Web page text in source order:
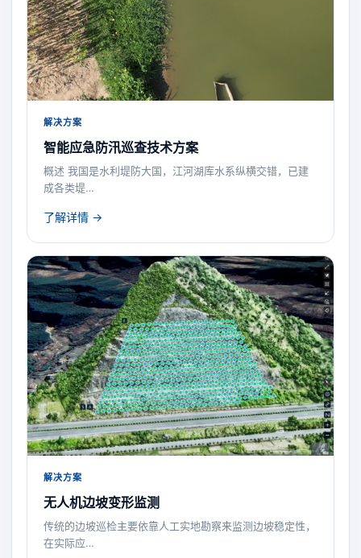
解决方案
智能应急防汛巡查技术方案
概述 我国是水利堤防大国，江河湖库水系纵横交错，已建
成各类堤…
了解详情 →
解决方案
无人机边坡变形监测
传统的边坡巡检主要依靠人工实地勘察来监测边坡稳定性，
在实际应…